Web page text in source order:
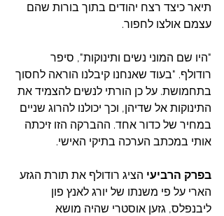
תיאר כיצד רצח יהודים בתוך בורות שהם
עצמם אולצו לחפור.
"היו שם המוני נשים ותינוקות", סיפר
רודולף. "בעוד שאנחנו קיבלנו הוראה לחסוך
בתחמושת. על כן הורתי לנשים להצמיד את
התינוקות אל שדיהן, וכך יכולנו להרוג שניים
במחיר של כדור אחד. ההברקה הזו זיכתה
אותי במכתב הערכה בתיקי האישי.
בפרק הרביעי הציג רודולף את תורת הגזע
הארי על פי משנתו של יורג לאנץ פון
ליבנפלס, גזען אוסטרי שהיה מושא